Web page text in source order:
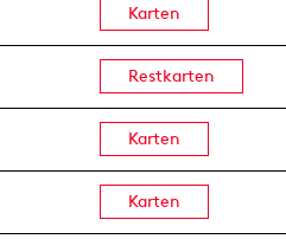
Karten
Restkarten
Karten
Karten